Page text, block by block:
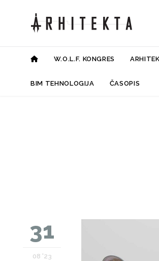
W.O.L.F. KONGRES
BIM TEHNOLOGIJA ČASOPIS
31
08 '23